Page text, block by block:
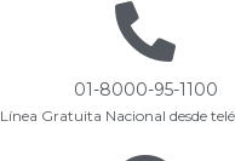
01-8000-95-1100
Línea Gratuita Nacional desde